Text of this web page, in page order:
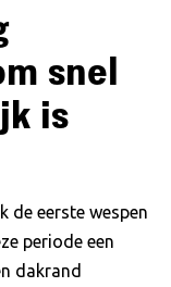
snel
is
de eerste wespen
periode een
dakrand